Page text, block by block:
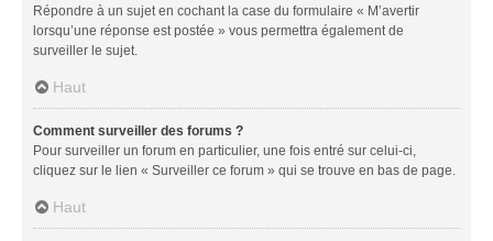
Répondre à un sujet en cochant la case du formulaire « M’avertir
lorsqu’une réponse est postée » vous permettra également de
surveiller le sujet.
Haut
Comment surveiller des forums ?
Pour surveiller un forum en particulier, une fois entré sur celui-ci,
cliquez sur le lien « Surveiller ce forum » qui se trouve en bas de page.
Haut